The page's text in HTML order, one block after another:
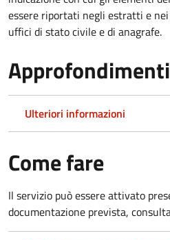
essere riportati negli estratti e
uffici di stato civile e di anagrafe.
Approfondimenti
Ulteriori informazioni
Come fare
Il servizio può essere attivato
documentazione prevista,